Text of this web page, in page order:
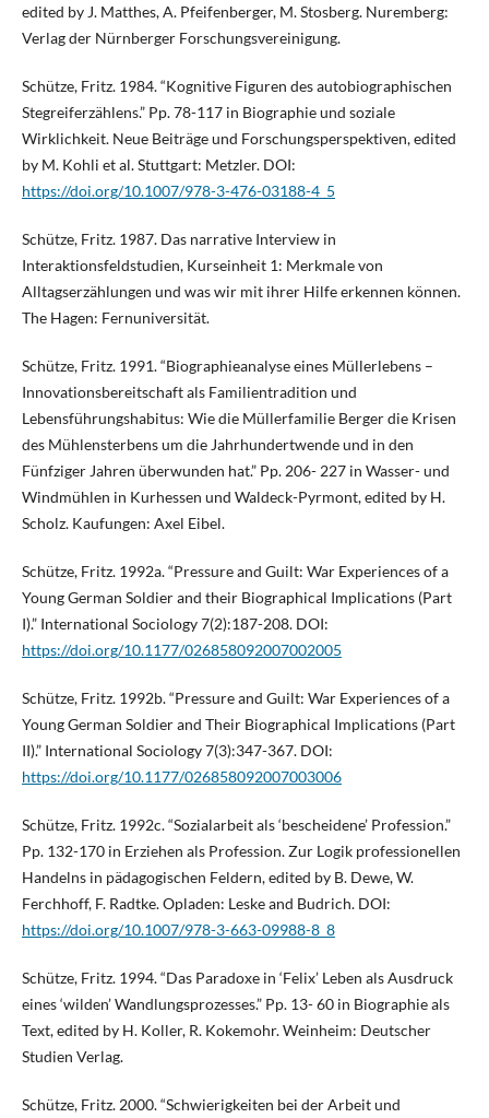
edited by J. Matthes, A. Pfeifenberger, M. Stosberg. Nuremberg:
Verlag der Nürnberger Forschungsvereinigung.
Schütze, Fritz. 1984. “Kognitive Figuren des autobiographischen
Stegreiferzählens.” Pp. 78-117 in Biographie und soziale
Wirklichkeit. Neue Beiträge und Forschungsperspektiven, edited
by M. Kohli et al. Stuttgart: Metzler. DOI:
https://doi.org/10.1007/978-3-476-03188-4_5
Schütze, Fritz. 1987. Das narrative Interview in
Interaktionsfeldstudien, Kurseinheit 1: Merkmale von
Alltagserzählungen und was wir mit ihrer Hilfe erkennen können.
The Hagen: Fernuniversität.
Schütze, Fritz. 1991. “Biographieanalyse eines Müllerlebens –
Innovationsbereitschaft als Familientradition und
Lebensführungshabitus: Wie die Müllerfamilie Berger die Krisen
des Mühlensterbens um die Jahrhundertwende und in den
Fünfziger Jahren überwunden hat.” Pp. 206- 227 in Wasser- und
Windmühlen in Kurhessen und Waldeck-Pyrmont, edited by H.
Scholz. Kaufungen: Axel Eibel.
Schütze, Fritz. 1992a. “Pressure and Guilt: War Experiences of a
Young German Soldier and their Biographical Implications (Part
I).” International Sociology 7(2):187-208. DOI:
https://doi.org/10.1177/026858092007002005
Schütze, Fritz. 1992b. “Pressure and Guilt: War Experiences of a
Young German Soldier and Their Biographical Implications (Part
II).” International Sociology 7(3):347-367. DOI:
https://doi.org/10.1177/026858092007003006
Schütze, Fritz. 1992c. “Sozialarbeit als ‘bescheidene’ Profession.”
Pp. 132-170 in Erziehen als Profession. Zur Logik professionellen
Handelns in pädagogischen Feldern, edited by B. Dewe, W.
Ferchhoff, F. Radtke. Opladen: Leske and Budrich. DOI:
https://doi.org/10.1007/978-3-663-09988-8_8
Schütze, Fritz. 1994. “Das Paradoxe in ‘Felix’ Leben als Ausdruck
eines ‘wilden’ Wandlungsprozesses.” Pp. 13- 60 in Biographie als
Text, edited by H. Koller, R. Kokemohr. Weinheim: Deutscher
Studien Verlag.
Schütze, Fritz. 2000. “Schwierigkeiten bei der Arbeit und